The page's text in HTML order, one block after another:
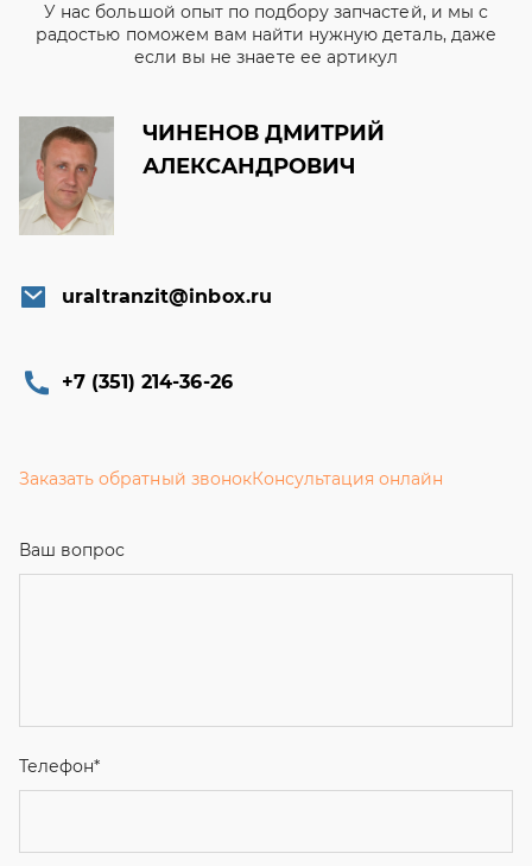
У нас большой опыт по подбору запчастей, и мы с
радостью поможем вам найти нужную деталь, даже
если вы не знаете ее артикул
ЧИНЕНОВ ДМИТРИЙ
АЛЕКСАНДРОВИЧ
uraltranzit@inbox.ru
+7 (351) 214-36-26
Заказать обратный звонокКонсультация онлайн
Ваш вопрос